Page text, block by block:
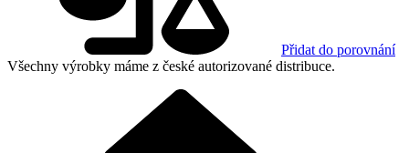
Přidat do porovnání
Všechny výrobky máme z české autorizované distribuce.